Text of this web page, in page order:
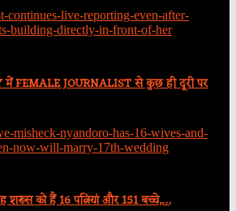
में FEMALE JOURNALIST से कुछ ही दूरी पर
शख्स को हैं 16 पत्नियां और 151 बच्चे,…